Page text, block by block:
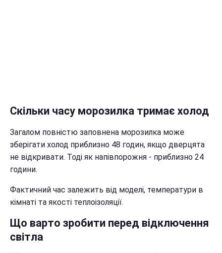
Скільки часу морозилка тримає холод
Загалом повністю заповнена морозилка може
зберігати холод приблизно 48 годин, якщо дверцята
не відкривати. Тоді як напівпорожня - приблизно 24
години.
Фактичний час залежить від моделі, температури в
кімнаті та якості теплоізоляції.
Що варто зробити перед відключення
світла